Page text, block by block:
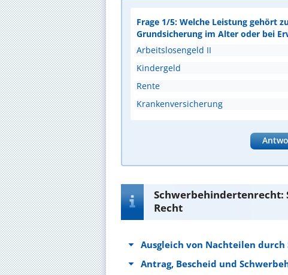
Frage 1/5: Welche Leistung gehört
Grundsicherung im Alter oder bei
Arbeitslosengeld II
Kindergeld
Rente
Krankenversicherung
Schwerbehindertenrecht:
Recht
Ausgleich von Nachteilen
Antrag, Bescheid und